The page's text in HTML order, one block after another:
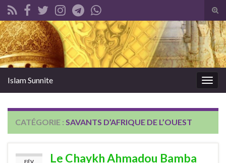
Search for:
Islam Sunnite
CATÉGORIE : SAVANTS D’AFRIQUE DE L’OUEST
FÉV
Le Chaykh Ahmadou Bamba